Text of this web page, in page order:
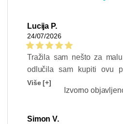
Lucija P.
24/07/2026
Tražila sam nešto za
odlučila sam kupiti ovu
zadovoljna - jako se
radi i sve je brzo gotovo.
preporuke od mene!
Više [+]
Izvorno
Simon V.